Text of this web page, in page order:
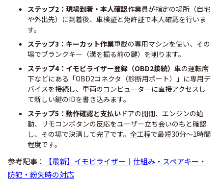
ステップ2：現場到着・本人確認作業員が指定の場所（自宅
や外出先）に到着後、車検証と免許証で本人確認を行いま
す。
ステップ3：キーカット作業車載の専用マシンを使い、その
場でブランクキー（溝を掘る前の鍵）を削ります。
ステップ4：イモビライザー登録（OBD2接続） 車の運転席
下などにある「OBD2コネクタ（診断用ポート）」に専用デ
バイスを接続し、車両のコンピューターに直接アクセスし
て新しい鍵のIDを書き込みます。
ステップ5：動作確認と支払い ドアの開閉、エンジンの始
動、リモコンボタンの反応をユーザー立ち会いのもと確認
し、その場で決済して完了です。全工程で最短30分〜1時間
程度です。
参考記事：
【最新】イモビライザー｜仕組み・スペアキー・
防犯・紛失時の対応